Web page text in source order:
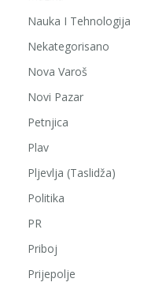
Nauka I Tehnologija
Nekategorisano
Nova Varoš
Novi Pazar
Petnjica
Plav
Pljevlja (Taslidža)
Politika
PR
Priboj
Prijepolje